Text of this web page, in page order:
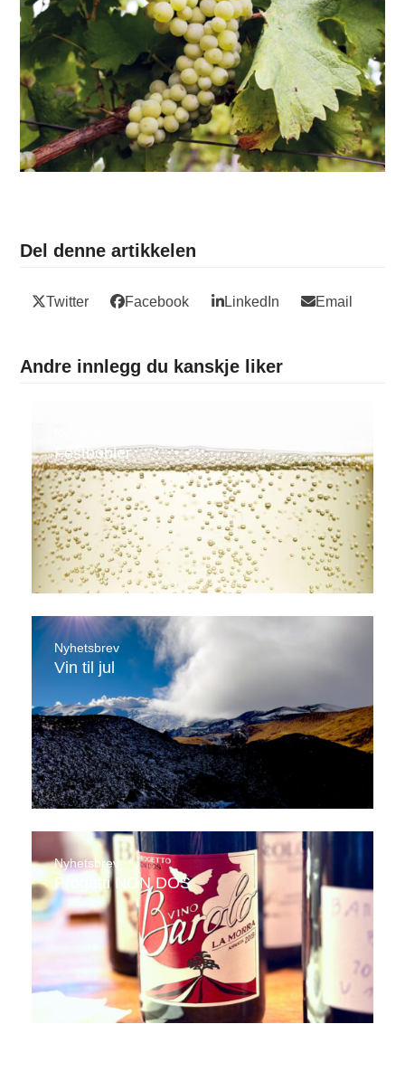
Del denne artikkelen
Twitter Facebook LinkedIn Email
Andre innlegg du kanskje liker
Festbobler
Nyhetsbrev
Vin til jul
Nyhetsbrev
Progetti NON DOS